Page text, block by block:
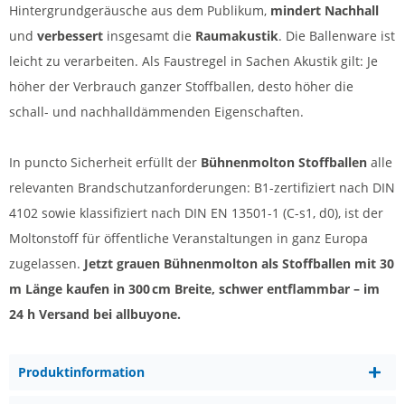
Hintergrundgeräusche aus dem Publikum, mindert Nachhall
und verbessert insgesamt die Raumakustik. Die Ballenware ist
leicht zu verarbeiten. Als Faustregel in Sachen Akustik gilt: Je
höher der Verbrauch ganzer Stoffballen, desto höher die
schall- und nachhalldämmenden Eigenschaften.
In puncto Sicherheit erfüllt der Bühnenmolton Stoffballen alle
relevanten Brandschutzanforderungen: B1-zertifiziert nach DIN
4102 sowie klassifiziert nach DIN EN 13501-1 (C-s1, d0), ist der
Moltonstoff für öffentliche Veranstaltungen in ganz Europa
zugelassen. Jetzt grauen Bühnenmolton als Stoffballen mit 30
m Länge kaufen in 300 cm Breite, schwer entflammbar – im
24 h Versand bei allbuyone.
Produktinformation